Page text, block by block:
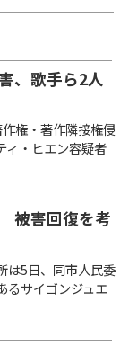
、歌手ら2人
権・著作隣接権侵
ィ・ヒエン容疑者
被害回復を考
は5日、同市人民委
るサイゴンジュエ